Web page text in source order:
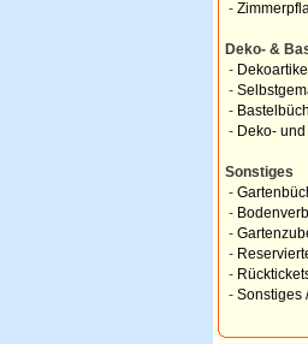
-
Deko- &
- Dekoartikel
-
-
- Deko- und
Sonstiges
-
-
-
-
-
- Sonstiges